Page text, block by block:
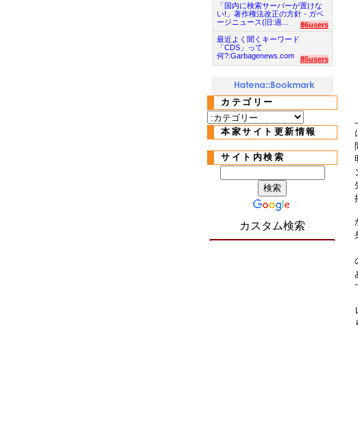
「国内に検索サーバーが置けな
い!」著作権法改正の方針 - ガベ
ージニュース(旧:過...
86users
最近よく聞くキーワード
「CDS」って
何?:Garbagenews.com
85users
カテゴリー
本家サイト更新情報
サイト内検索
カスタム検索